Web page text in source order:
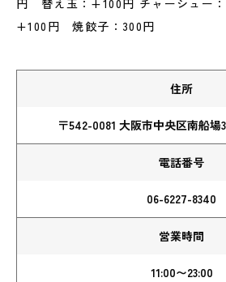
円 替え玉：+100円 チャーシュー
+100円 焼餃子：300円
住所
〒542-0081 大阪市中央区南船場
電話番号
06-6227-8340
営業時間
11:00〜23:00